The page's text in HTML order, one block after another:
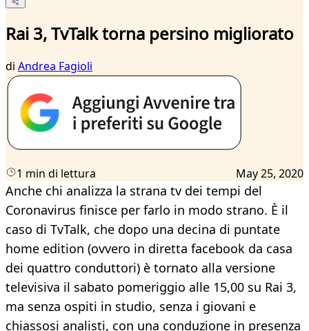
Rai 3, TvTalk torna persino migliorato
di Andrea Fagioli
1 min di lettura May 25, 2020
Anche chi analizza la strana tv dei tempi del
Coronavirus finisce per farlo in modo strano. È il
caso di TvTalk, che dopo una decina di puntate
home edition (ovvero in diretta facebook da casa
dei quattro conduttori) è tornato alla versione
televisiva il sabato pomeriggio alle 15,00 su Rai 3,
ma senza ospiti in studio, senza i giovani e
chiassosi analisti, con una conduzione in presenza